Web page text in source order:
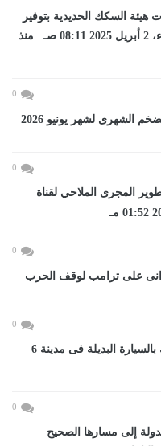
هيئة السكك الحديدية بتوفير
أماكن في رحلات...اليوم الأربعاء، 2 أبريل 2025 08:11 صـ منذ
0
0
المجرى الملاحي لقناة
0
على ترامب لوقف الحرب
0
بدء تلقى طلبات إحلال التوكتوك بالسيارة البديلة فى مدينة 6
0
أعادت الدولة إلى مسارها الصحيح